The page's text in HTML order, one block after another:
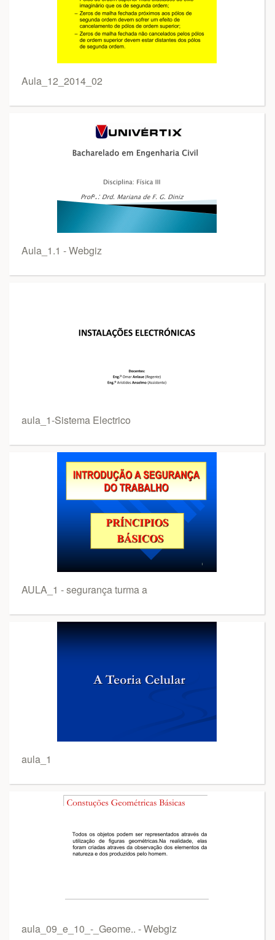
Aula_12_2014_02
Aula_1.1 - Webgiz
aula_1-Sistema Electrico
AULA_1 - segurança turma a
aula_1
aula_09_e_10_-_Geome.. - Webgiz